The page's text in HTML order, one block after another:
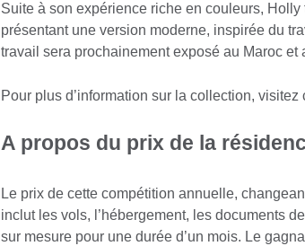
Suite à son expérience riche en couleurs,
présentant une version moderne, inspirée du
travail sera prochainement exposé au Maroc et
Pour plus d’information sur la collection, visitez
A propos du prix de la
Le prix de cette compétition annuelle,
inclut les vols, l’hébergement, les documents
sur mesure pour une durée d’un mois. Le